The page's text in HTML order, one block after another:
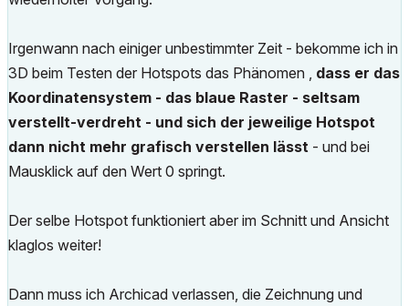
Irgenwann nach einiger unbestimmter Zeit - bekomme ich in
3D beim Testen der Hotspots das Phänomen , dass er das
Koordinatensystem - das blaue Raster - seltsam
verstellt-verdreht - und sich der jeweilige Hotspot
dann nicht mehr grafisch verstellen lässt - und bei
Mausklick auf den Wert 0 springt.
Der selbe Hotspot funktioniert aber im Schnitt und Ansicht
klaglos weiter!
Dann muss ich Archicad verlassen, die Zeichnung und